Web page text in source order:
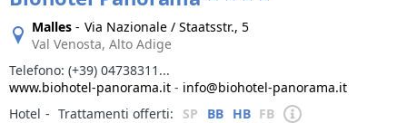
Malles - Via Nazionale / Staatsstr., 5
Val Venosta, Alto Adige
Telefono: (+39) 04738311...
www.biohotel-panorama.it - info@biohotel-panorama.it
Hotel ‐ Trattamenti offerti: SP BB HB FB